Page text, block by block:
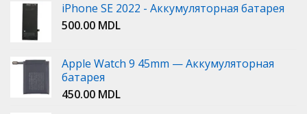
iPhone SE 2022 - Аккумуляторная батарея
500.00 MDL
Apple Watch 9 45mm — Аккумуляторная
батарея
450.00 MDL